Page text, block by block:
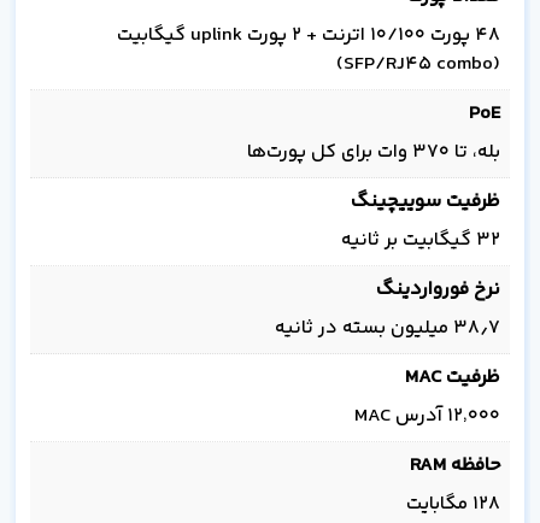
۴۸ پورت 10/100 اترنت + ۲ پورت uplink گیگابیت
(SFP/RJ45 combo)
PoE
بله، تا ۳۷۰ وات برای کل پورت‌ها
ظرفیت سوییچینگ
۳۲ گیگابیت بر ثانیه
نرخ فورواردینگ
۳۸٫۷ میلیون بسته در ثانیه
ظرفیت MAC
۱۲٬۰۰۰ آدرس MAC
حافظه RAM
۱۲۸ مگابایت